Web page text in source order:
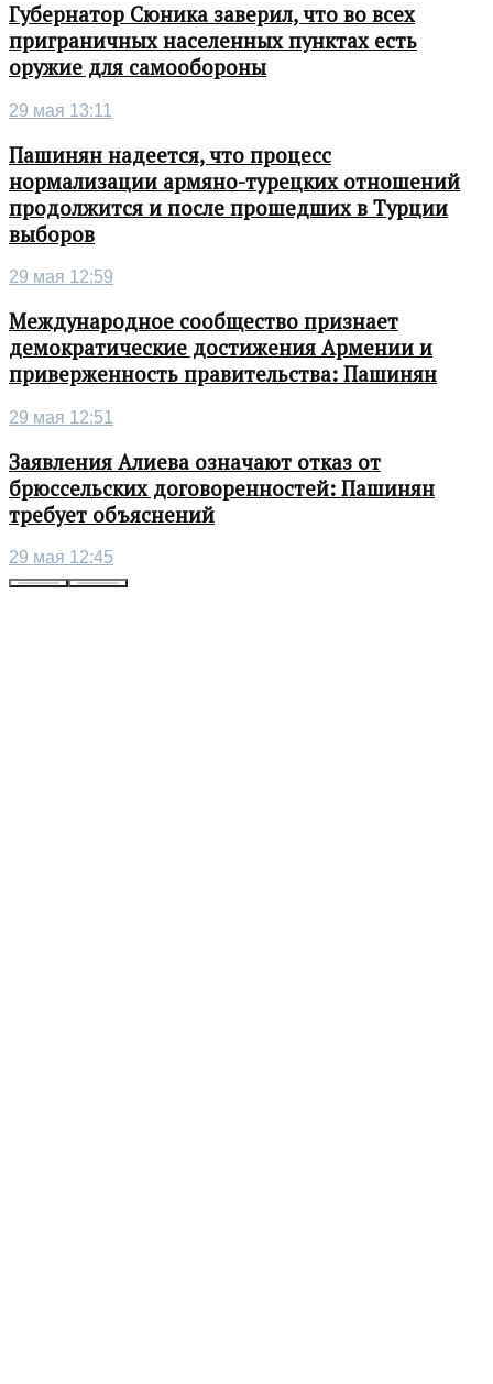
Губернатор Сюника заверил, что во всех
приграничных населенных пунктах есть
оружие для самообороны
29 мая 13:11
Пашинян надеется, что процесс
нормализации армяно-турецких отношений
продолжится и после прошедших в Турции
выборов
29 мая 12:59
Международное сообщество признает
демократические достижения Армении и
приверженность правительства: Пашинян
29 мая 12:51
Заявления Алиева означают отказ от
брюссельских договоренностей: Пашинян
требует объяснений
29 мая 12:45